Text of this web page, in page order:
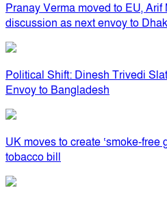
Pranay Verma moved to EU,
discussion as next envoy to
Political Shift: Dinesh Trivedi
Envoy to Bangladesh
UK moves to create ‘smoke-free
tobacco bill